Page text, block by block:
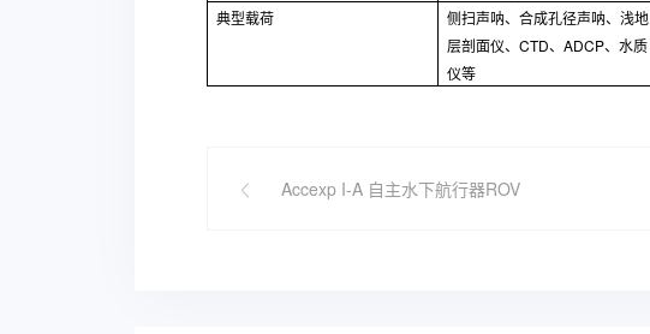
典型载荷
侧扫声呐、合成孔径声呐、浅地
层剖面仪、CTD、ADCP、水质
仪等
Accexp I-A 自主水下航行器ROV